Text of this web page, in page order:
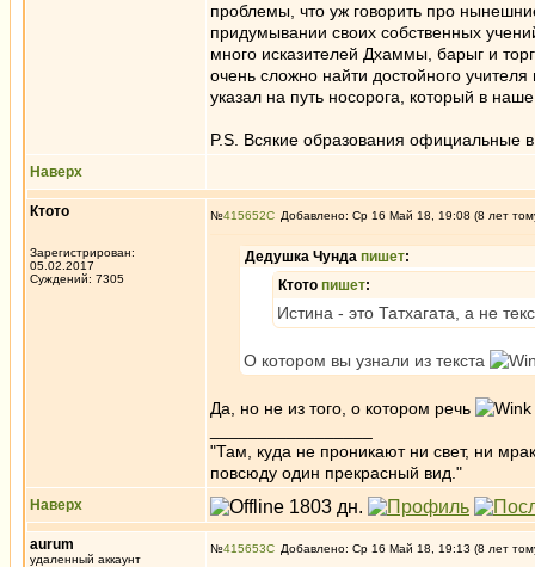
проблемы, что уж говорить про
придумывании своих собственных
много исказителей Дхаммы, барыг и
очень сложно найти достойного
указал на путь носорога, который в
P.S. Всякие образования официальные
Наверх
Ктото
Зарегистрирован:
05.02.2017
Суждений: 7305
№415652 Добавлено: Ср 16 Май 18, 19:08 (8 лет
Дедушка Чунда пишет:
Ктото пишет:
Истина - это Татхагата, а не
О котором вы узнали из текста
Да, но не из того, о котором речь
"Там, куда не проникают ни свет, ни
повсюду один прекрасный вид."
Наверх
aurum
удаленный аккаунт
№415653 Добавлено: Ср 16 Май 18, 19:13 (8 лет